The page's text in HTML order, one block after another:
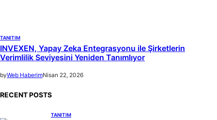
TANITIM
INVEXEN, Yapay Zeka Entegrasyonu ile Şirketlerin
Verimlilik Seviyesini Yeniden Tanımlıyor
byWeb HaberimNisan 22, 2026
RECENT POSTS
TANITIM